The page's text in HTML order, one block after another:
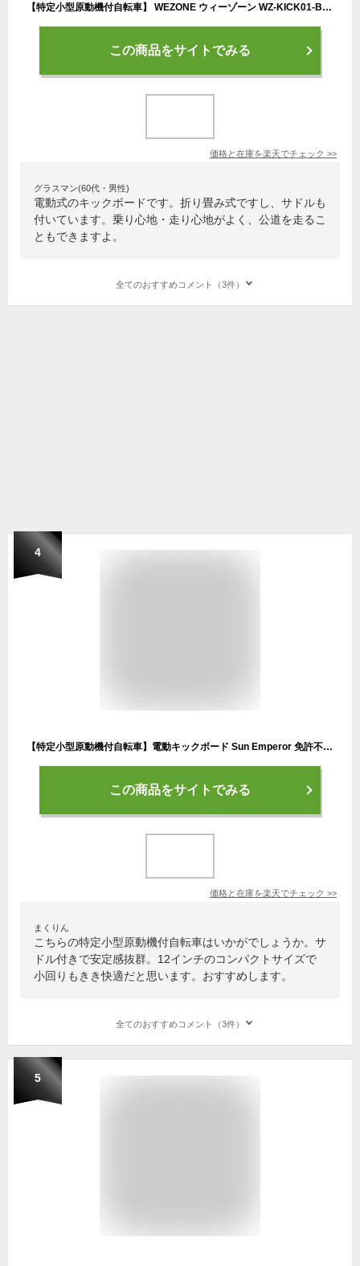
【特定小型原動機付自転車】 WEZONE ウィーゾーン WZ-KICK01-BK 電動キックボード 公道走行可能 歩道走行可能 サドル付き 折りたたみ可能 電動スクーター 電動アシスト
この商品をサイトでみる
価格と在庫を楽天でチェック >>
グラスマン(60代・男性)
電動式のキックボードです。折り畳み式ですし、サドルも
付いています。乗り心地・走り心地がよく、公道を走るこ
ともできますよ。
全てのおすすめコメント（3件）
4
【特定小型原動機付自転車】電動キックボード Sun Emperor 免許不要 電動スクーター 『SS1』サドル付き ＋ 安定性抜群 大径タイヤ12インチ 性能等確認制度合格済 電動バイク EVバイク 電動キックボード エコ 電動自転車 eバイク
この商品をサイトでみる
価格と在庫を楽天でチェック >>
まくりん
こちらの特定小型原動機付自転車はいかがでしょうか。サ
ドル付きで安定感抜群。12インチのコンパクトサイズで
小回りもきき快適だと思います。おすすめします。
全てのおすすめコメント（3件）
5